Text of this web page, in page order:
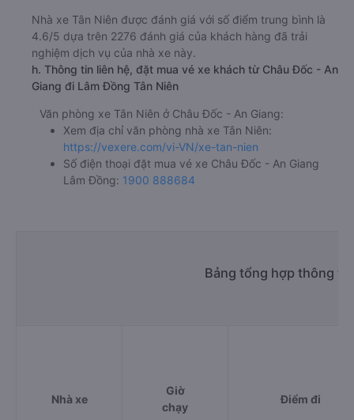
Nhà xe Tân Niên được đánh giá với số điểm trung bình là
4.6/5 dựa trên 2276 đánh giá của khách hàng đã trải
nghiệm dịch vụ của nhà xe này.
h. Thông tin liên hệ, đặt mua vé xe khách từ Châu Đốc - An
Giang đi Lâm Đồng Tân Niên
Văn phòng xe Tân Niên ở Châu Đốc - An Giang:
Xem địa chỉ văn phòng nhà xe Tân Niên:
https://vexere.com/vi-VN/xe-tan-nien
Số điện thoại đặt mua vé xe Châu Đốc - An Giang
Lâm Đồng: 1900 888684
Bảng tổng hợp thông
Nhà xe
Giờ
chạy
Điểm đi